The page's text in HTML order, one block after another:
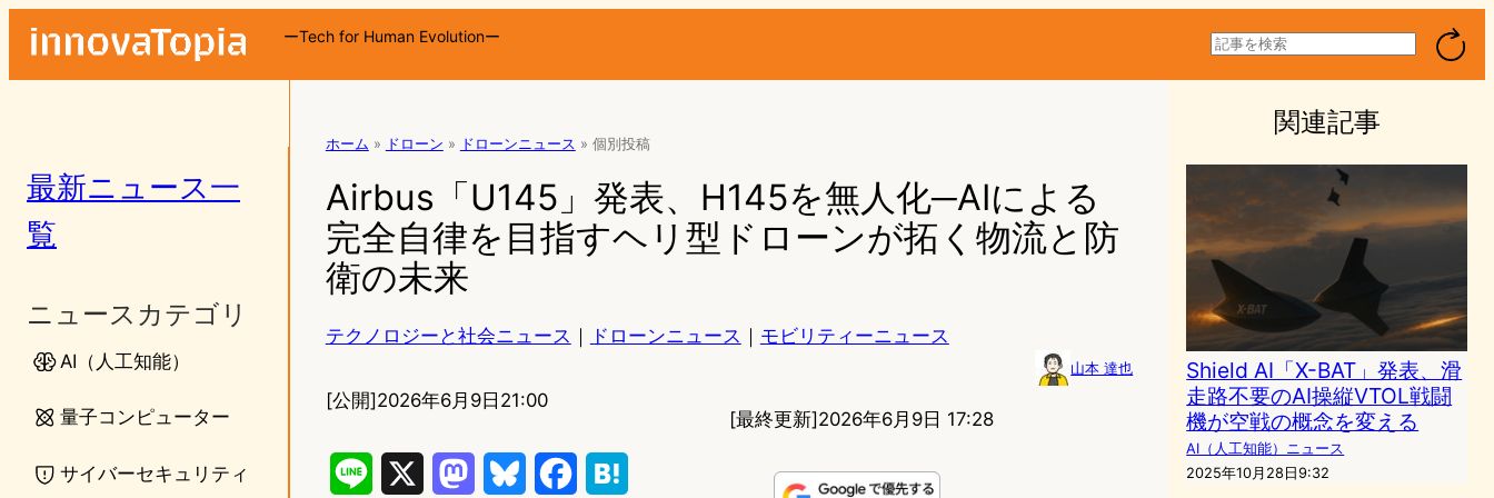
ーTech for Human Evolutionー
検
索
最新ニュース一
覧
ニュースカテゴリ
AI（人工知能）
量子コンピューター
サイバーセキュリティ
ホーム » ドローン » ドローンニュース » 個別投稿
Airbus「U145」発表、H145を無人化─AIによる
完全自律を目指すヘリ型ドローンが拓く物流と防
衛の未来
テクノロジーと社会ニュース ｜ ドローンニュース ｜ モビリティーニュース
山本 達也
[公開]2026年6月9日21:00
[最終更新]2026年6月9日 17:28
関連記事
Shield AI「X-BAT」発表、滑
走路不要のAI操縦VTOL戦闘
機が空戦の概念を変える
AI（人工知能）ニュース
2025年10月28日9:32